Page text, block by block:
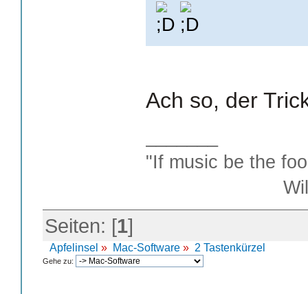
Ach so, der
"If music be the
William
Seiten: [1]
Apfelinsel » Mac-Software » 2 Tastenkürzel
Gehe zu: